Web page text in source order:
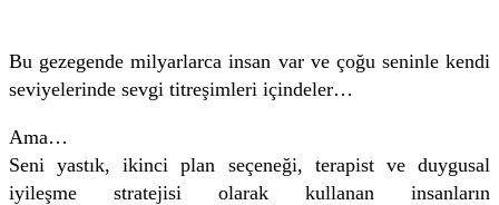
Bu gezegende milyarlarca insan var ve çoğu seninle kendi
seviyelerinde sevgi titreşimleri içindeler…
Ama…
Seni yastık, ikinci plan seçeneği, terapist ve duygusal
iyileşme stratejisi olarak kullanan insanların